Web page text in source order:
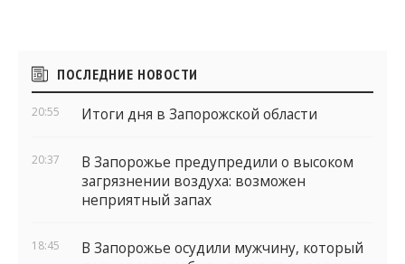
Боковые
виджеты
ПОСЛЕДНИЕ НОВОСТИ
20:55 Итоги дня в Запорожской области
20:37
В Запорожье предупредили о высоком
загрязнении воздуха: возможен
неприятный запах
18:45
В Запорожье осудили мужчину, который